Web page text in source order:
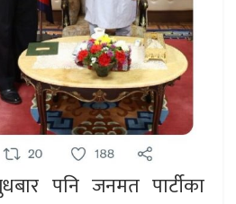
पनि जनमत पार्टीका